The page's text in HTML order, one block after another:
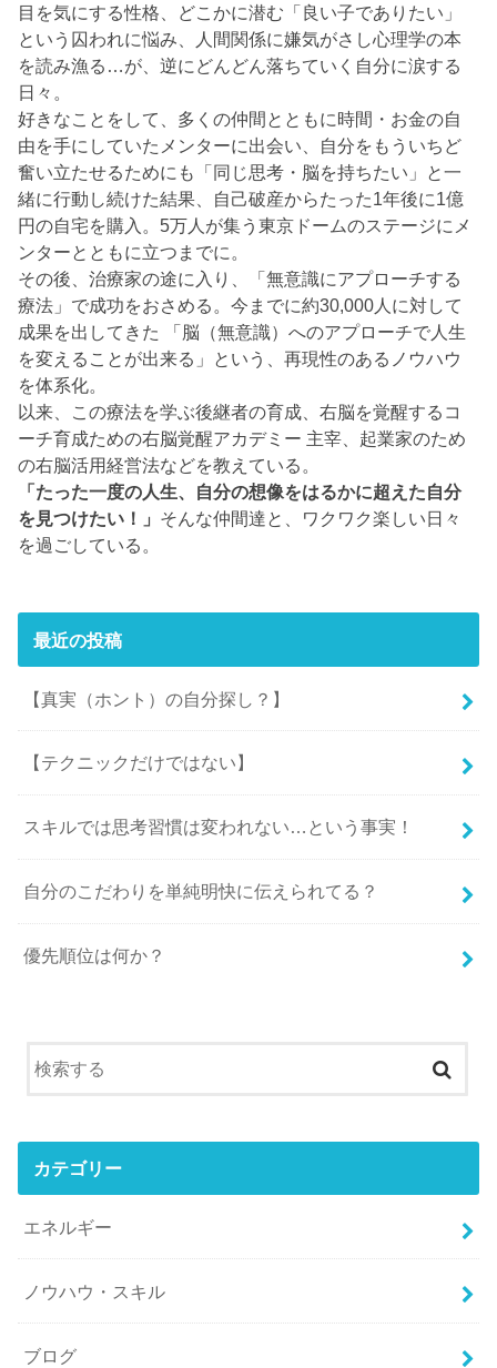
目を気にする性格、どこかに潜む「良い子でありたい」
という囚われに悩み、人間関係に嫌気がさし心理学の本
を読み漁る…が、逆にどんどん落ちていく自分に涙する
日々。
好きなことをして、多くの仲間とともに時間・お金の自
由を手にしていたメンターに出会い、自分をもういちど
奮い立たせるためにも「同じ思考・脳を持ちたい」と一
緒に行動し続けた結果、自己破産からたった1年後に1億
円の自宅を購入。5万人が集う東京ドームのステージにメ
ンターとともに立つまでに。
その後、治療家の途に入り、「無意識にアプローチする
療法」で成功をおさめる。今までに約30,000人に対して
成果を出してきた 「脳（無意識）へのアプローチで人生
を変えることが出来る」という、再現性のあるノウハウ
を体系化。
以来、この療法を学ぶ後継者の育成、右脳を覚醒するコ
ーチ育成ための右脳覚醒アカデミー 主宰、起業家のため
の右脳活用経営法などを教えている。
「たった一度の人生、自分の想像をはるかに超えた自分
を見つけたい！」 そんな仲間達と、ワクワク楽しい日々
を過ごしている。
最近の投稿
【真実（ホント）の自分探し？】
【テクニックだけではない】
スキルでは思考習慣は変われない…という事実！
自分のこだわりを単純明快に伝えられてる？
優先順位は何か？
カテゴリー
エネルギー
ノウハウ・スキル
ブログ